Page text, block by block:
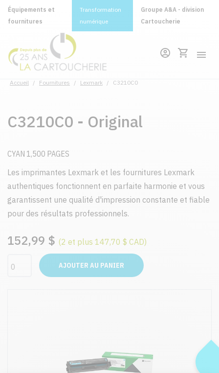
Équipements et
fournitures
Transformation
numérique
Groupe A&A - division
Cartoucherie
Accueil / Fournitures / Lexmark / C3210C0
C3210C0 - Original
CYAN 1,500 PAGES
Les imprimantes Lexmark et les fournitures Lexmark
authentiques fonctionnent en parfaite harmonie et vous
garantissent une qualité d'impression constante et fiable
pour des résultats professionnels.
152,99 $ (2 et plus 147,70 $ CAD)
AJOUTER AU PANIER